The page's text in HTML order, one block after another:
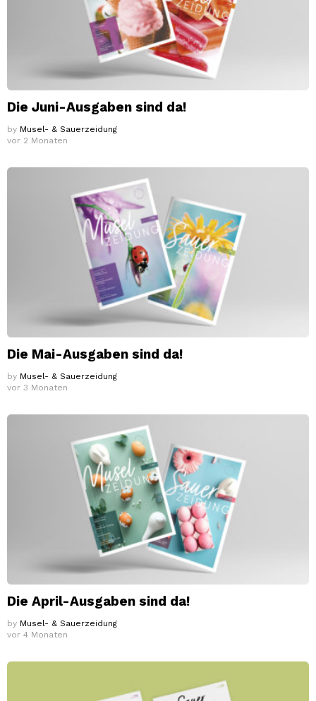
Die Juni-Ausgaben sind da!
by Musel- & Sauerzeidung
vor 2 Monaten
Die Mai-Ausgaben sind da!
by Musel- & Sauerzeidung
vor 3 Monaten
Die April-Ausgaben sind da!
by Musel- & Sauerzeidung
vor 4 Monaten